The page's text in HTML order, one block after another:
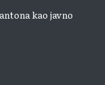
kao javno